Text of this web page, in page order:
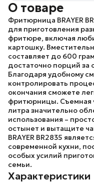
О товаре
Фритюрница BRAYER
для приготовления
фритюре, включая
картошку.
составляет до 600
достаточно порций за
Благодаря удобному
контролировать
окончания сможете
фритюрницы. Съемная
литра значительно
использования –
остынет и вытащите
BRAYER BR2835
современной кухни,
особых усилий
семьи.
Характеристики